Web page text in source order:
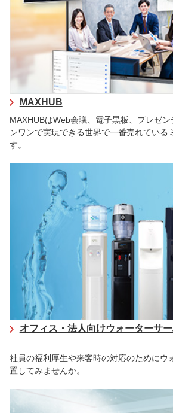
MAXHUB
MAXHUBはWeb会議、電子黒板、プレゼ
ンワンで実現できる世界で一番売れている
す。
オフィス・法人向けウォーターサ
社員の福利厚⽣や来客時の対応のためにウ
置してみませんか。